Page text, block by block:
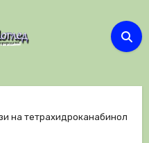
на тетрахидроканабинол